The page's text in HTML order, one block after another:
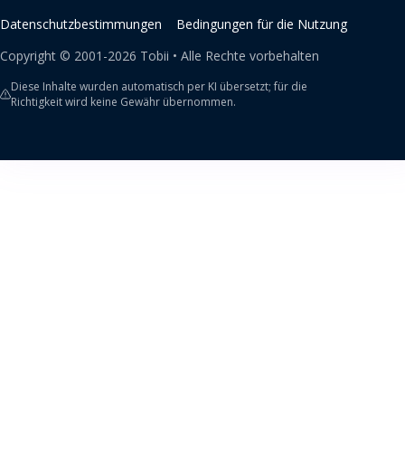
Datenschutzbestimmungen
Bedingungen für die Nutzung
Copyright © 2001-2026 Tobii • Alle Rechte vorbehalten
Diese Inhalte wurden automatisch per KI übersetzt; für die
Richtigkeit wird keine Gewähr übernommen.